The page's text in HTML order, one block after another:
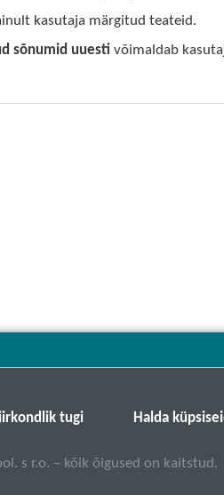
kasutaja märgitud teateid.
sõnumid uuesti võimaldab
tugi Halda
s r.o. – kõik õigused on kaitstud.